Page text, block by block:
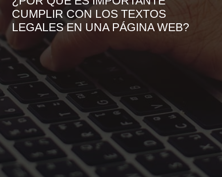
CUMPLIR CON LOS TEXTOS
LEGALES EN UNA PÁGINA WEB?